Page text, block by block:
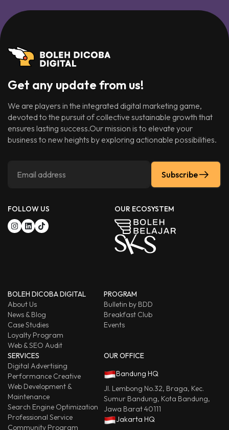
Get any update from us!
We are players in the integrated digital marketing game,
devoted to the pursuit of collective sustainable growth that
ensures lasting success.Our mission is to elevate your
business to new heights by exploring actionable possibilities.
Subscribe
FOLLOW US OUR ECOSYSTEM
BOLEH DICOBA DIGITAL
About Us
News & Blog
Case Studies
Loyalty Program
Web & SEO Audit
PROGRAM
Bulletin by BDD
Breakfast Club
Events
SERVICES
Digital Advertising
Performance Creative
Web Development &
Maintenance
Search Engine Optimization
Professional Service
Community Program
OUR OFFICE
Bandung HQ
Jl. Lembong No.32, Braga, Kec.
Sumur Bandung, Kota Bandung,
Jawa Barat 40111
Jakarta HQ